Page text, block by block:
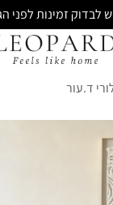
לבדוק זמינות לפני
ד.עור